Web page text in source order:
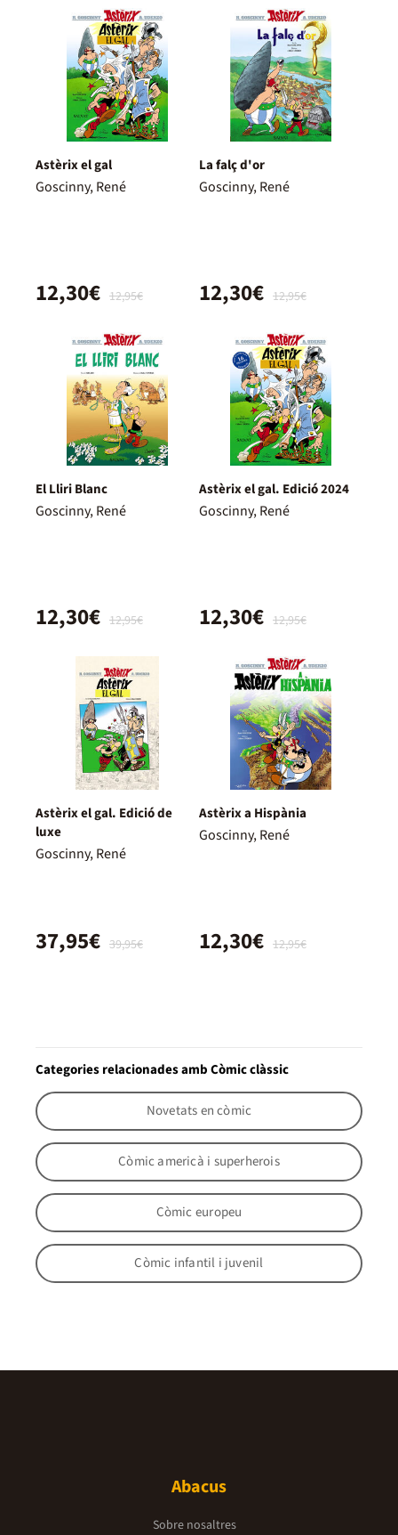
Astèrix el gal
Goscinny, René
12,95€
12,30€
La falç d'or
Goscinny, René
12,95€
12,30€
El Lliri Blanc
Goscinny, René
12,95€
12,30€
Astèrix el gal. Edició 2024
Goscinny, René
12,95€
12,30€
Astèrix el gal. Edició de
luxe
Goscinny, René
39,95€
37,95€
Astèrix a Hispània
Goscinny, René
12,95€
12,30€
Categories relacionades amb Còmic clàssic
Novetats en còmic
Còmic americà i superherois
Còmic europeu
Còmic infantil i juvenil
Abacus
Sobre nosaltres